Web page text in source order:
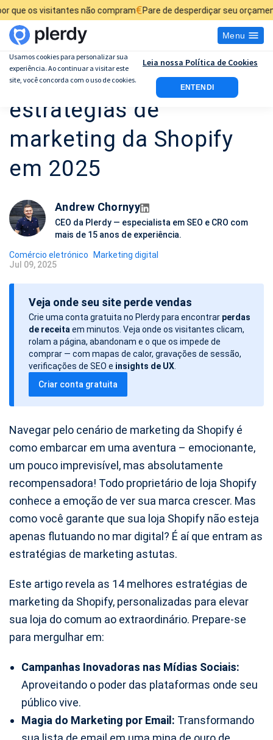
não compram€ Pare de desperdiçar seu orçamento de anúncios
Menu
14 melhores
estratégias de
marketing da Shopify
em 2025
Andrew Chornyy
CEO da Plerdy — especialista em SEO e CRO com
mais de 15 anos de experiência.
Comércio eletrónico Marketing digital
D
a
t
g
o
Jul 09, 2025
Veja onde seu site perde vendas
Crie uma conta gratuita no Plerdy para encontrar perdas
de receita em minutos. Veja onde os visitantes clicam,
rolam a página, abandonam e o que os impede de
comprar — com mapas de calor, gravações de sessão,
verificações de SEO e insights de UX
Criar conta gratuita
Navegar pelo cenário de marketing da Shopify é
como embarcar em uma aventura – emocionante,
um pouco imprevisível, mas absolutamente
recompensadora! Todo proprietário de loja Shopify
conhece a emoção de ver sua marca crescer. Mas
como você garante que sua loja Shopify não esteja
apenas flutuando no mar digital? É aí que entram as
estratégias de marketing astutas.
Este artigo revela as 14 melhores estratégias de
marketing da Shopify, personalizadas para elevar
sua loja do comum ao extraordinário. Prepare-se
para mergulhar em:
Campanhas Inovadoras nas Mídias Sociais:
Aproveitando o poder das plataformas onde seu
público vive.
Magia do Marketing por Email: Transformando
Usamos cookies para personalizar sua
experiência. Ao continuar a visitar este
site, você concorda com o uso de cookies.
ENTENDI
Leia nossa Política de Cookies